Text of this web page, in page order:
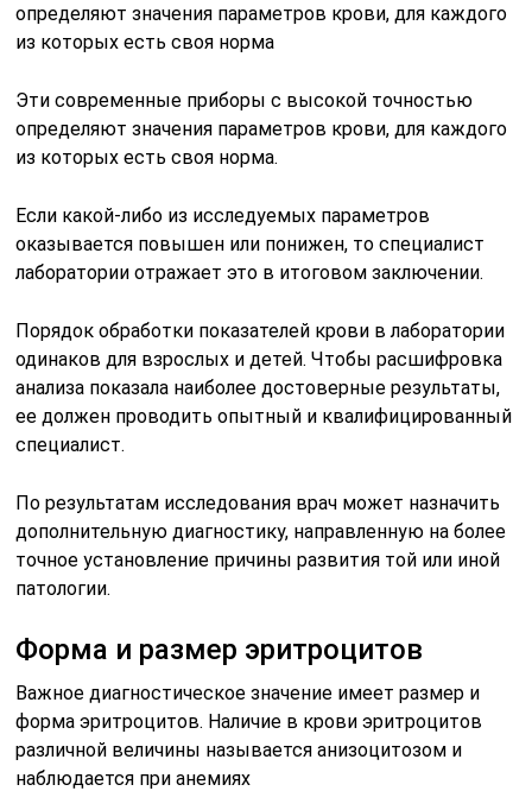
определяют значения параметров крови, для каждого
из которых есть своя норма
Эти современные приборы с высокой точностью
определяют значения параметров крови, для каждого
из которых есть своя норма.
Если какой-либо из исследуемых параметров
оказывается повышен или понижен, то специалист
лаборатории отражает это в итоговом заключении.
Порядок обработки показателей крови в лаборатории
одинаков для взрослых и детей. Чтобы расшифровка
анализа показала наиболее достоверные результаты,
ее должен проводить опытный и квалифицированный
специалист.
По результатам исследования врач может назначить
дополнительную диагностику, направленную на более
точное установление причины развития той или иной
патологии.
Форма и размер эритроцитов
Важное диагностическое значение имеет размер и
форма эритроцитов. Наличие в крови эритроцитов
различной величины называется анизоцитозом и
наблюдается при анемиях